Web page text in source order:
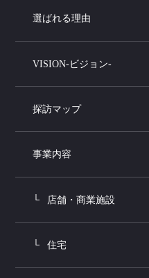
選ばれる理由
VISION-ビジョン-
探訪マップ
事業内容
店舗・商業施設
住宅